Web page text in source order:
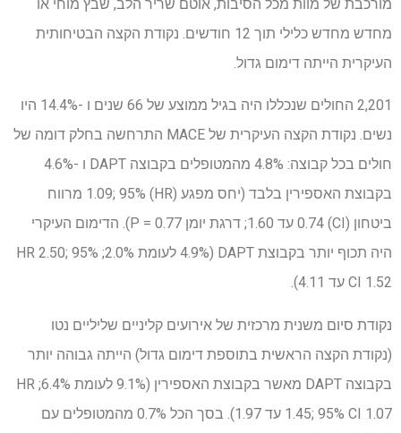
מורכבת של מוות מכל הסיבות, אוטם שריר הלב, שבץ מוחי או
מחדש מחדש כלילי תוך 12 חודשים. נקודת הקצה הבטיחותית
העיקרית הייתה דימום גדול.
2,201 החולים שנכללו היה בגיל ממוצע של 66 שנים ו -14.4% היו
נשים. נקודת הקצה העיקרית של MACE התרחשה בחלק דומה של
חולים בכל קבוצה: 4.8% מהמטופלים בקבוצה DAPT ו -4.6%
בקבוצת האספירין בלבד (יחס מפגע (HR) 1.09; 95% מרווח
ביטחון (CI) 0.74 עד 1.60; דרגת יומן P = 0.77). הדימום העיקרי
היה תכוף יותר בקבוצת DAPT (4.9% לעומת 2.0%; HR 2.50; 95%
CI 1.52 עד 4.11).
נקודת סיום משנית מרכזית של אירועים קליניים שליליים נטו
(נקודת הקצה הראשית בתוספת דימום גדול) הייתה גבוהה יותר
בקבוצה DAPT מאשר בקבוצת האספירין (9.1% לעומת 6.4%; HR
1.45; 95% CI 1.07 עד 1.97). בסך הכל 0.7% מהמטופלים עם